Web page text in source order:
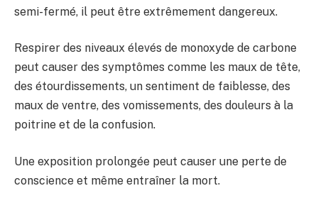
semi-fermé, il peut être extrêmement dangereux.
Respirer des niveaux élevés de monoxyde de carbone
peut causer des symptômes comme les maux de tête,
des étourdissements, un sentiment de faiblesse, des
maux de ventre, des vomissements, des douleurs à la
poitrine et de la confusion.
Une exposition prolongée peut causer une perte de
conscience et même entraîner la mort.